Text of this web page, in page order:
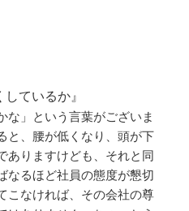
ているか』
な」という言葉がございま
と、腰が低くなり、頭が下
ありますけども、それと同
なるほど社員の態度が懇切
こなければ、その会社の尊